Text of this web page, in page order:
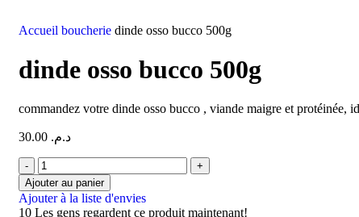
Accueil boucherie dinde osso bucco 500g
dinde osso bucco 500g
commandez votre dinde osso bucco , viande maigre et protéinée,
د.م.
Ajouter au panier
Ajouter à la liste d'envies
10 Les gens regardent ce produit maintenant!